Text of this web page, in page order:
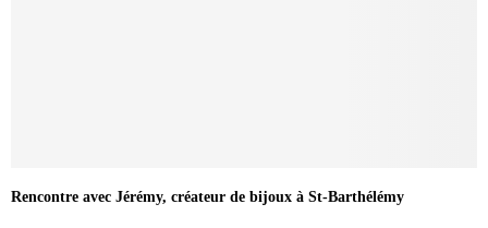
Rencontre avec Jérémy, créateur de bijoux à St-Barthélémy